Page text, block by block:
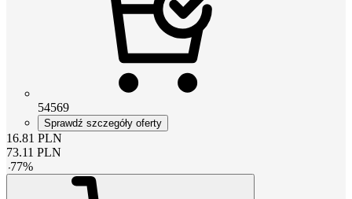
54569
Sprawdź szczegóły oferty
16.81 PLN
73.11 PLN
-77%